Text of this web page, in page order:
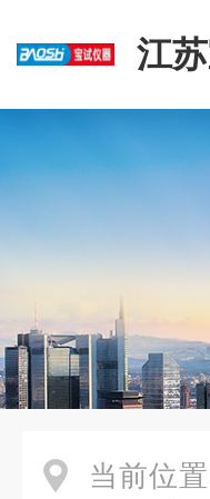
江
当前位置